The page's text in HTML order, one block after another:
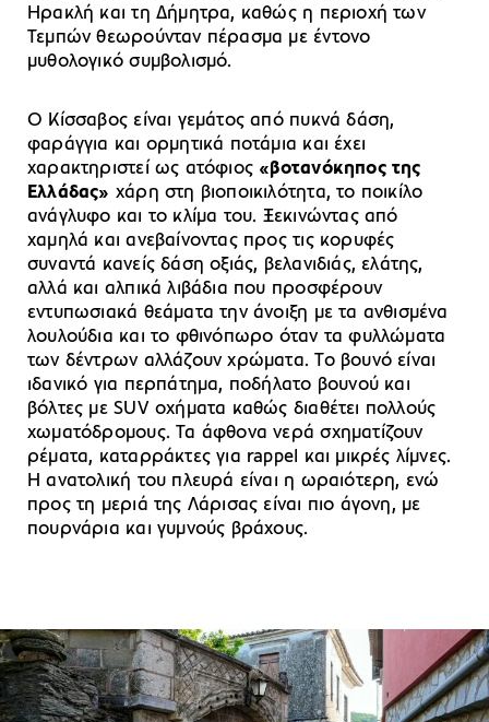
Ηρακλή και τη Δήμητρα, καθώς η περιοχή των
Τεμπών θεωρούνταν πέρασμα με έντονο
μυθολογικό συμβολισμό.
Ο Κίσσαβος είναι γεμάτος από πυκνά δάση,
φαράγγια και ορμητικά ποτάμια και έχει
χαρακτηριστεί ως ατόφιος «βοτανόκηπος της
Ελλάδας» χάρη στη βιοποικιλότητα, το ποικίλο
ανάγλυφο και το κλίμα του. Ξεκινώντας από
χαμηλά και ανεβαίνοντας προς τις κορυφές
συναντά κανείς δάση οξιάς, βελανιδιάς, ελάτης,
αλλά και αλπικά λιβάδια που προσφέρουν
εντυπωσιακά θεάματα την άνοιξη με τα ανθισμένα
λουλούδια και το φθινόπωρο όταν τα φυλλώματα
των δέντρων αλλάζουν χρώματα. Το βουνό είναι
ιδανικό για περπάτημα, ποδήλατο βουνού και
βόλτες με SUV οχήματα καθώς διαθέτει πολλούς
χωματόδρομους. Τα άφθονα νερά σχηματίζουν
ρέματα, καταρράκτες για rappel και μικρές λίμνες.
Η ανατολική του πλευρά είναι η ωραιότερη, ενώ
προς τη μεριά της Λάρισας είναι πιο άγονη, με
πουρνάρια και γυμνούς βράχους.